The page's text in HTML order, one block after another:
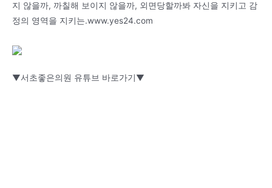
지 않을까, 까칠해 보이지 않을까, 외면당할까봐 자신을 지키고 감
정의 영역을 지키는.www.yes24.com
▼서초좋은의원 유튜브 바로가기▼